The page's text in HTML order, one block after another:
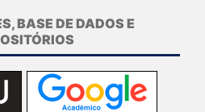
BASE DE DADOS E